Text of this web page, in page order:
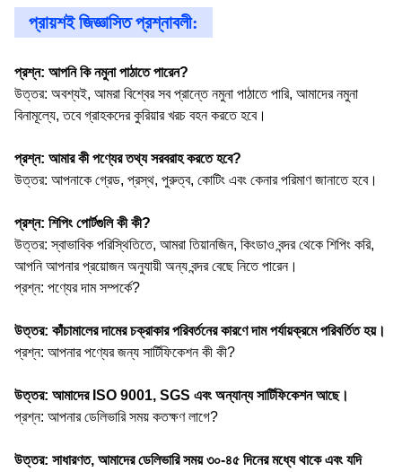
প্রায়শই জিজ্ঞাসিত প্রশ্নাবলী:
প্রশ্ন: আপনি কি নমুনা পাঠাতে পারেন?
উত্তর: অবশ্যই, আমরা বিশ্বের সব প্রান্তে নমুনা পাঠাতে পারি, আমাদের নমুনা
বিনামূল্যে, তবে গ্রাহকদের কুরিয়ার খরচ বহন করতে হবে।
প্রশ্ন: আমার কী পণ্যের তথ্য সরবরাহ করতে হবে?
উত্তর: আপনাকে গ্রেড, প্রস্থ, পুরুত্ব, কোটিং এবং কেনার পরিমাণ জানাতে হবে।
প্রশ্ন: শিপিং পোর্টগুলি কী কী?
উত্তর: স্বাভাবিক পরিস্থিতিতে, আমরা তিয়ানজিন, কিংডাও বন্দর থেকে শিপিং করি,
আপনি আপনার প্রয়োজন অনুযায়ী অন্য বন্দর বেছে নিতে পারেন।
প্রশ্ন: পণ্যের দাম সম্পর্কে?
উত্তর: কাঁচামালের দামের চক্রাকার পরিবর্তনের কারণে দাম পর্যায়ক্রমে পরিবর্তিত হয়।
প্রশ্ন: আপনার পণ্যের জন্য সার্টিফিকেশন কী কী?
উত্তর: আমাদের ISO 9001, SGS এবং অন্যান্য সার্টিফিকেশন আছে।
প্রশ্ন: আপনার ডেলিভারি সময় কতক্ষণ লাগে?
উত্তর: সাধারণত, আমাদের ডেলিভারি সময় ৩০-৪৫ দিনের মধ্যে থাকে এবং যদি